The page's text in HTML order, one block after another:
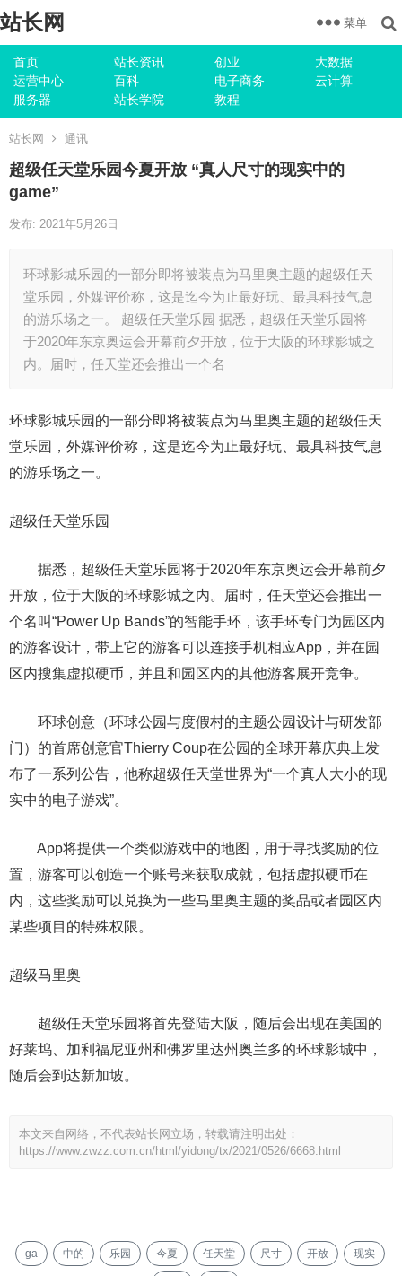
站长网
首页 站长资讯 创业
大数据
运营中心
百科 电子商务
云计算
服务器
站长学院 教程
菜单
站长网 通讯
超级任天堂乐园今夏开放 “真人尺寸的现实中的
game”
发布: 2021年5月26日
环球影城乐园的一部分即将被装点为马里奥主题的超级任天
堂乐园，外媒评价称，这是迄今为止最好玩、最具科技气息
的游乐场之一。 超级任天堂乐园 据悉，超级任天堂乐园将
于2020年东京奥运会开幕前夕开放，位于大阪的环球影城之
内。届时，任天堂还会推出一个名
环球影城乐园的一部分即将被装点为马里奥主题的超级任天
堂乐园，外媒评价称，这是迄今为止最好玩、最具科技气息
的游乐场之一。
超级任天堂乐园
据悉，超级任天堂乐园将于2020年东京奥运会开幕前夕
开放，位于大阪的环球影城之内。届时，任天堂还会推出一
个名叫“Power Up Bands”的智能手环，该手环专门为园区内
的游客设计，带上它的游客可以连接手机相应App，并在园
区内搜集虚拟硬币，并且和园区内的其他游客展开竞争。
环球创意（环球公园与度假村的主题公园设计与研发部
门）的首席创意官Thierry Coup在公园的全球开幕庆典上发
布了一系列公告，他称超级任天堂世界为“一个真人大小的现
实中的电子游戏”。
App将提供一个类似游戏中的地图，用于寻找奖励的位
置，游客可以创造一个账号来获取成就，包括虚拟硬币在
内，这些奖励可以兑换为一些马里奥主题的奖品或者园区内
某些项目的特殊权限。
超级马里奥
超级任天堂乐园将首先登陆大阪，随后会出现在美国的
好莱坞、加利福尼亚州和佛罗里达州奥兰多的环球影城中，
随后会到达新加坡。
本文来自网络，不代表站长网立场，转载请注明出处：
https://www.zwzz.com.cn/html/yidong/tx/2021/0526/6668.html
ga 中的 乐园 今夏 任天堂 尺寸 开放 现实